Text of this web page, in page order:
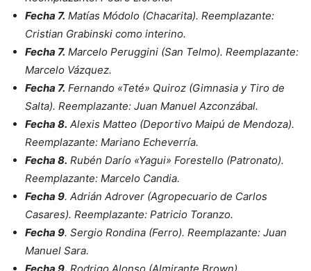
Fecha 7. Matías Módolo (Chacarita). Reemplazante:
Cristian Grabinski como interino.
Fecha 7. Marcelo Peruggini (San Telmo). Reemplazante:
Marcelo Vázquez.
Fecha 7. Fernando «Teté» Quiroz (Gimnasia y Tiro de
Salta). Reemplazante: Juan Manuel Azconzábal.
Fecha 8. Alexis Matteo (Deportivo Maipú de Mendoza).
Reemplazante: Mariano Echeverría.
Fecha 8. Rubén Darío «Yagui» Forestello (Patronato).
Reemplazante: Marcelo Candia.
Fecha 9. Adrián Adrover (Agropecuario de Carlos
Casares). Reemplazante: Patricio Toranzo.
Fecha 9. Sergio Rondina (Ferro). Reemplazante: Juan
Manuel Sara.